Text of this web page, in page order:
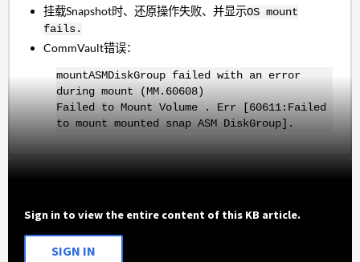
挂载Snapshot时、还原操作失败、并显示OS mount
fails.
CommVault错误：
mountASMDiskGroup failed with an error
during mount (MM.60608)
Failed to Mount Volume . Err [60611:Failed
to mount mounted snap ASM DiskGroup].
Sign in to view the entire content of this KB article.
SIGN IN